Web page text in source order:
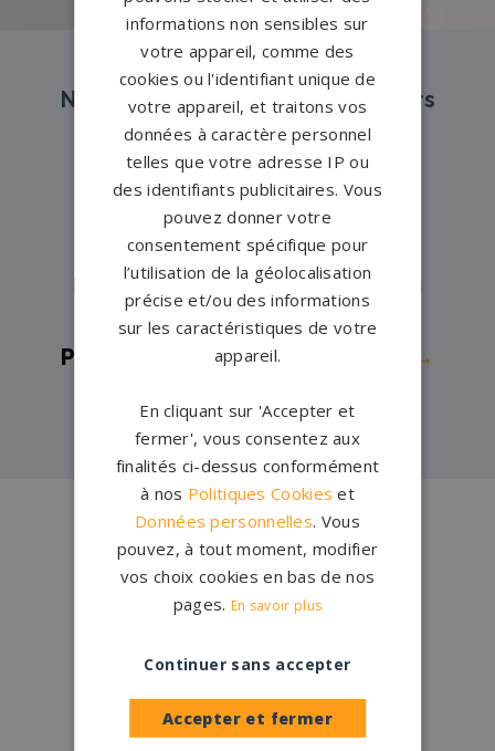
Nos pompes funèbres et marbriers
partenaires à proximité
Pompes funèbres -Anglet→
Pompes funèbres -Biarritz→
Pompes funèbres -Cambo-les-
Bains→
Pompes funèbres -
HASPARREN→
Conception française
Qui sommes-nous ?
Créations sur-mesure
1.200 partenairesen France
Nos partenaires
informations non sensibles sur
votre appareil, comme des
cookies ou l'identifiant unique de
votre appareil, et traitons vos
données à caractère personnel
telles que votre adresse IP ou
des identifiants publicitaires. Vous
pouvez donner votre
consentement spécifique pour
l’utilisation de la géolocalisation
précise et/ou des informations
sur les caractéristiques de votre
appareil.
En cliquant sur 'Accepter et
fermer', vous consentez aux
finalités ci-dessus conformément
à nos Politiques Cookies et
Données personnelles. Vous
pouvez, à tout moment, modifier
vos choix cookies en bas de nos
pages. En savoir plus
Accepter et fermer
Continuer sans accepter